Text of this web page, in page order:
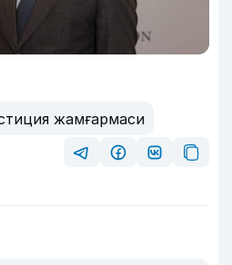
жамғармаси